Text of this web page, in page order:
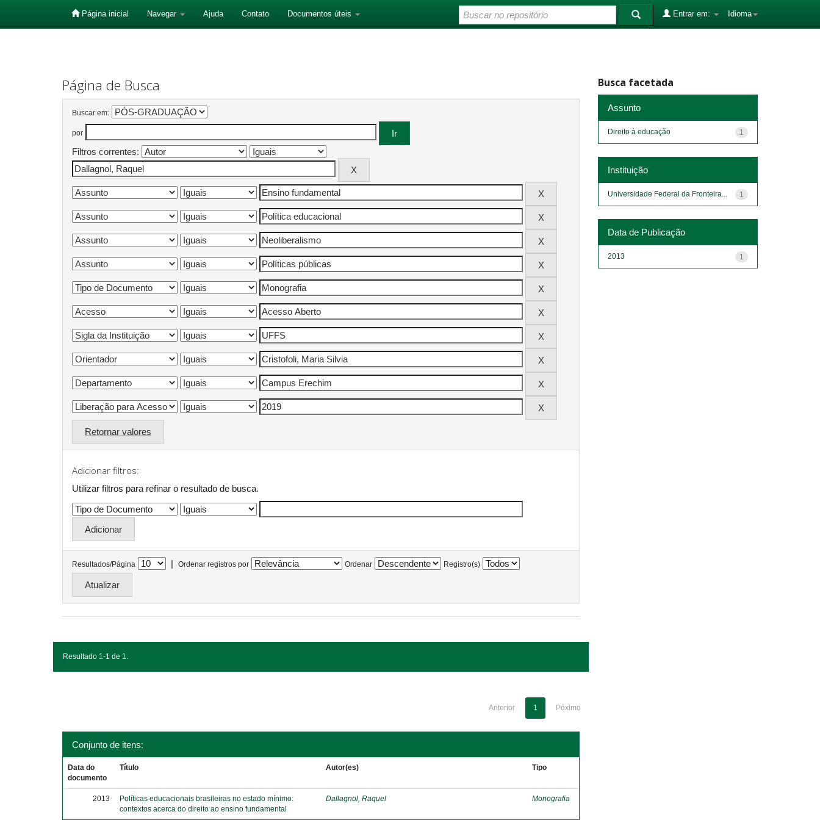
Página inicial Navegar Ajuda Contato Documentos úteis Idioma
Entrar em:
Página de Busca
Buscar em:
por
Filtros correntes:
Retornar valores
Adicionar filtros:
Utilizar filtros para refinar o resultado de busca.
Resultados/Página | Ordenar registros por Ordenar Registro(s)
Resultado 1-1 de 1.
Anterior 1 Póximo
Conjunto de itens:
Data do
documento
Título Autor(es) Tipo
2013
Políticas educacionais brasileiras no estado mínimo:
contextos acerca do direito ao ensino fundamental
Dallagnol, Raquel Monografia
Busca facetada
Assunto
1
Direito à educação
Instituição
1
Universidade Federal da Fronteira...
Data de Publicação
1
2013